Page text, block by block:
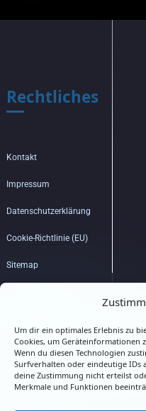
Um dir ein optimales Erlebnis zu
Cookies, um Geräteinformationen
Wenn du diesen Technologien
Surfverhalten oder eindeutige IDs
deine Zustimmung nicht erteilst
Merkmale und Funktionen
Rechtliches
Kontakt
Impressum
Datenschutzerklärung
Cookie-Richtlinie (EU)
Sitemap
Hub